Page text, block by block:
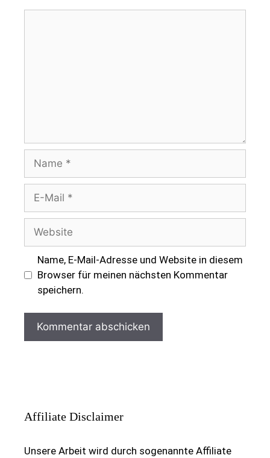
Mail
Name, E-Mail-Adresse und Website in diesem
Browser für meinen nächsten Kommentar
speichern.
Affiliate Disclaimer
Unsere Arbeit wird durch sogenannte Affiliate